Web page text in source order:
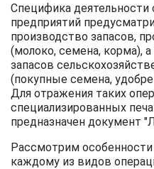
Специфика деятельности
предприятий
производство запасов,
(молоко, семена, корма),
запасов
(покупные семена,
Для отражения таких
специализированных
предназначен документ
Рассмотрим
каждому из видов